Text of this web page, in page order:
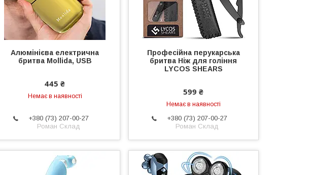
Алюмінієва електрична
бритва Mollida, USB
445 ₴
Немає в наявності
+380 (73) 207-00-27
Роман Склад
Професійна перукарська
бритва Ніж для гоління
LYCOS SHEARS
599 ₴
Немає в наявності
+380 (73) 207-00-27
Роман Склад